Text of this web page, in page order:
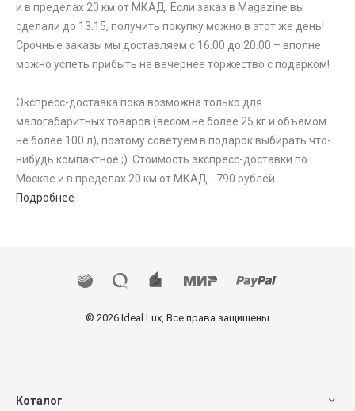
и в пределах 20 км от МКАД. Если заказ в Magazine вы
сделали до 13.15, получить покупку можно в этот же день!
Срочные заказы мы доставляем с 16.00 до 20.00 – вполне
можно успеть прибыть на вечернее торжество с подарком!
Экспресс-доставка пока возможна только для
малогабаритных товаров (весом не более 25 кг и объемом
не более 100 л), поэтому советуем в подарок выбирать что-
нибудь компактное ;). Стоимость экспресс-доставки по
Москве и в пределах 20 км от МКАД - 790 рублей.
Подробнее
© 2026 Ideal Lux, Все права защищены
Коталог